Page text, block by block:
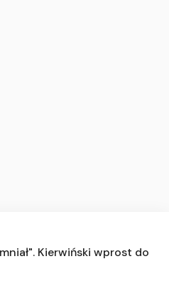
Kierwiński wprost do